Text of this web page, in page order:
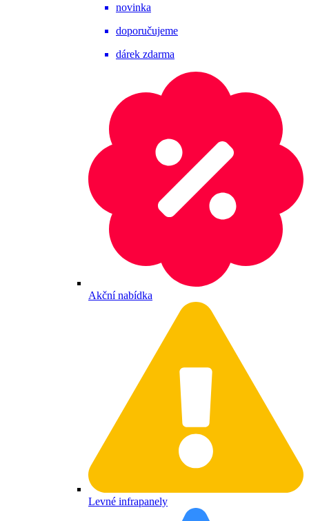
novinka
doporučujeme
dárek zdarma
Akční nabídka
Levné infrapanely